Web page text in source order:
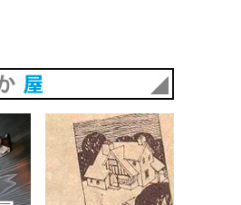
あめりか屋WEBサイト